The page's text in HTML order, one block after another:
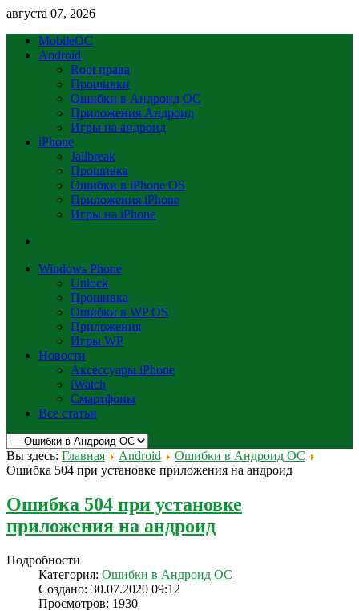
августа 07, 2026
MobileOC
Android
Root права
Прошивки
Ошибки в Андроид OC
Приложения Андроид
Игры на андроид
iPhone
Jailbreak
Прошивка
Ошибки в iPhone OS
Приложения iPhone
Игры на iPhone
Windows Phone
Unlock
Прошивка
Ошибки в WP OS
Приложения
Игры WP
Новости
Аксессуары iPhone
iWatch
Смартфоны
Все статьи
Вы здесь: Главная Android
Ошибки в Андроид OC
Ошибка 504 при установке приложения на андроид
Ошибка 504 при установке
приложения на андроид
Подробности
Категория: Ошибки в Андроид OC
Создано: 30.07.2020 09:12
Просмотров: 1930